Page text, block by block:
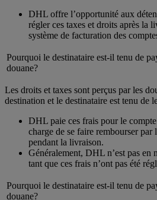
DHL offre l’opportunité aux
régler ces taxes et droits après la
système de facturation des
Pourquoi le destinataire est-il tenu de
douane?
Les droits et taxes sont perçus par les
destination et le destinataire est tenu de
DHL paie ces frais pour le
charge de se faire rembourser par
pendant la livraison.
Généralement, DHL n’est pas en
tant que ces frais n’ont pas été
Pourquoi le destinataire est-il tenu de
douane?